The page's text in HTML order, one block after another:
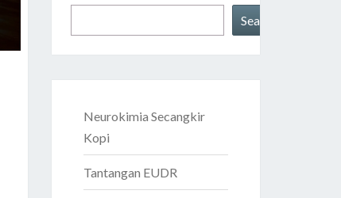
Search
Neurokimia Secangkir
Kopi
Tantangan EUDR